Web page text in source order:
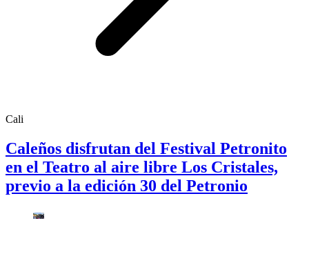
Cali
Caleños disfrutan del Festival Petronito
en el Teatro al aire libre Los Cristales,
previo a la edición 30 del Petronio